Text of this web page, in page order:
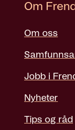
Om
Om oss
Jobb i
Nyheter
Tips og råd